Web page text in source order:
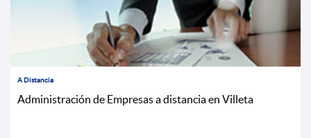
A Distancia
Administración de Empresas a distancia en Villeta